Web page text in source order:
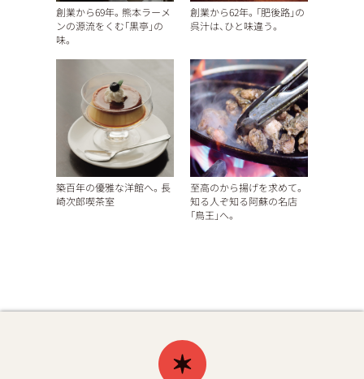
創業から69年。熊本ラーメ
ンの源流をくむ「黒亭」の
味。
創業から62年。「肥後路」の
呉汁は、ひと味違う。
築百年の優雅な洋館へ。長
崎次郎喫茶室
至高のから揚げを求めて。
知る人ぞ知る阿蘇の名店
「鳥王」へ。